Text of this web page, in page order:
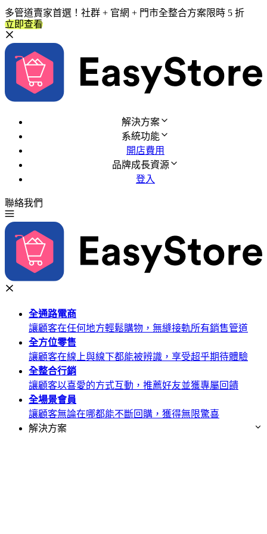
多管道賣家首選！社群 + 官網 + 門市全整合方案限時 5 折
立即查看
解決方案
系統功能
開店費用
品牌成長資源
登入
聯絡我們
全通路電商
讓顧客在任何地方輕鬆購物，無縫接軌所有銷售管道
全方位零售
讓顧客在線上與線下都能被辨識，享受超乎期待體驗
全整合行銷
讓顧客以喜愛的方式互動，推薦好友並獲專屬回饋
全場景會員
讓顧客無論在哪都能不斷回購，獲得無限驚喜
解決方案